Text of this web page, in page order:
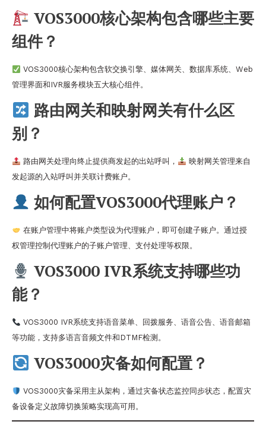
VOS3000核心架构包含哪些主要
组件？
VOS3000核心架构包含软交换引擎、媒体网关、数据库系统、Web
管理界面和IVR服务模块五大核心组件。
路由网关和映射网关有什么区
别？
路由网关处理向终止提供商发起的出站呼叫，
映射网关管理来自
发起源的入站呼叫并关联计费账户。
如何配置VOS3000代理账户？
在账户管理中将账户类型设为代理账户，即可创建子账户。通过授
权管理控制代理账户的子账户管理、支付处理等权限。
VOS3000 IVR系统支持哪些功
能？
VOS3000 IVR系统支持语音菜单、回拨服务、语音公告、语音邮箱
等功能，支持多语言音频文件和DTMF检测。
VOS3000灾备如何配置？
VOS3000灾备采用主从架构，通过灾备状态监控同步状态，配置灾
备设备定义故障切换策略实现高可用。